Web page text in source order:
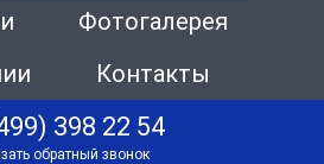
Фотогалерея
Контакты
398 22 54
обратный звонок